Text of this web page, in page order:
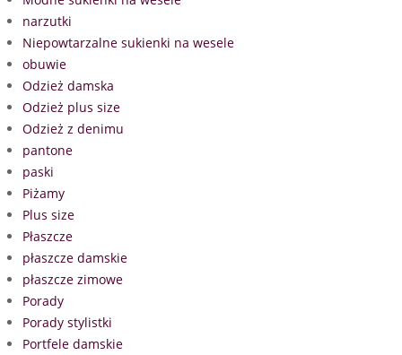
narzutki
Niepowtarzalne sukienki na wesele
obuwie
Odzież damska
Odzież plus size
Odzież z denimu
pantone
paski
Piżamy
Plus size
Płaszcze
płaszcze damskie
płaszcze zimowe
Porady
Porady stylistki
Portfele damskie